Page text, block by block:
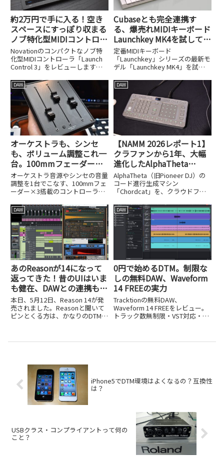
約2万円で手に入る！空き
スペースにすっぽり収まる
ノブ特化型MIDIコントロー
ラ、Novation Launch
Control 3
Novationのコンパクトなノブ特
化型MIDIコントローラ「Launch
Control 3」をレビューします。
ースに収まるサイズ感を紹介しま
す。
Cubaseとも完全連携す
る、爆売れMIDIキーボード
Launchkey MK4を試してみ
た
定番MIDIキーボード
「Launchkey」シリーズの最新モ
デル「Launchkey MK4」を試し
ど進化ポイントを解説します。
DAW
オーケストラも、シンセ
も、ボリューム調整これ一
台。100mmフェーダー×3
のGhost Note Audio
Conductor Mark II
オーケストラ音源やシンセの音量
調整を1台でこなす、100mmフェ
ーダー×3搭載のコントローラ
します。
DAW
【NAMM 2026レポート1】
クラファンから1年、大幅
進化したAlphaTheta
TORAIZのコード進行生成
マシン、Chordcatの実力
AlphaTheta（旧Pioneer DJ）の
コード進行生成マシン
「Chordcat」を、クラウドファ
まえてレビューします。
DAW
あのReasonが14になって
返ってきた！昔のUIはいま
も健在、DAWとの連携も強
化され、LANDRから発売に
本日、5月12日、Reason 14が発
売されました。Reasonと聞いて
ピンとくる方は、かなりのDTM歴
か！」という方も少なくないと思
DAW
0円で始めるDTM。制限な
しの無料DAW、Waveform
14 FREEの実力
Tracktionの無料DAW、
Waveform 14 FREEをレビュー。
トラック数無制限・VST対応・書
音、AI機能Assistant、有償版Pro
iPhone5でDTM環境はよくなるの？互換性
は？
USBクラス・コンプライアントって何の
こと？